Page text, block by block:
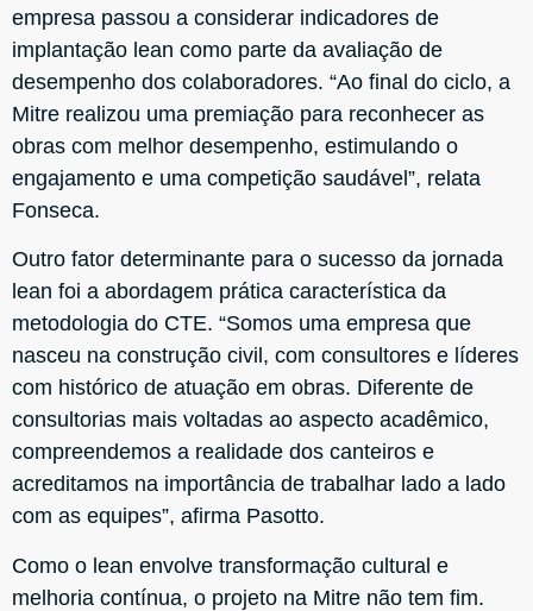
empresa passou a considerar indicadores de
implantação lean como parte da avaliação de
desempenho dos colaboradores. “Ao final do ciclo, a
Mitre realizou uma premiação para reconhecer as
obras com melhor desempenho, estimulando o
engajamento e uma competição saudável”, relata
Fonseca.
Outro fator determinante para o sucesso da jornada
lean foi a abordagem prática característica da
metodologia do CTE. “Somos uma empresa que
nasceu na construção civil, com consultores e líderes
com histórico de atuação em obras. Diferente de
consultorias mais voltadas ao aspecto acadêmico,
compreendemos a realidade dos canteiros e
acreditamos na importância de trabalhar lado a lado
com as equipes”, afirma Pasotto.
Como o lean envolve transformação cultural e
melhoria contínua, o projeto na Mitre não tem fim.